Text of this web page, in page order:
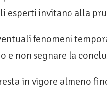
esperti invitano alla
fenomeni
e non segnare la
in vigore almeno